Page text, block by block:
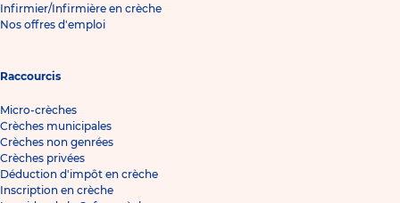
Infirmier/Infirmière en crèche
Nos offres d'emploi
Raccourcis
Micro-crèches
Crèches municipales
Crèches non genrées
Crèches privées
Déduction d'impôt en crèche
Inscription en crèche